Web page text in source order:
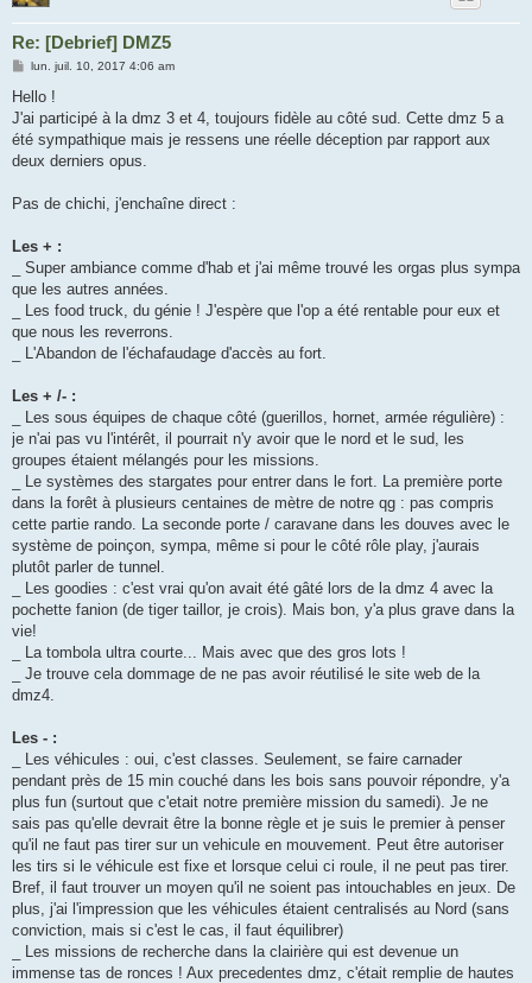
Re: [Debrief] DMZ5
M
s
a
g
lun. juil. 10, 2017 4:06 am
Hello !
J'ai participé à la dmz 3 et 4, toujours fidèle au côté sud. Cette dmz 5 a
été sympathique mais je ressens une réelle déception par rapport aux
deux derniers opus.
Pas de chichi, j'enchaîne direct :
Les + :
_ Super ambiance comme d'hab et j'ai même trouvé les orgas plus sympa
que les autres années.
_ Les food truck, du génie ! J'espère que l'op a été rentable pour eux et
que nous les reverrons.
_ L'Abandon de l'échafaudage d'accès au fort.
Les + /- :
_ Les sous équipes de chaque côté (guerillos, hornet, armée régulière) :
je n'ai pas vu l'intérêt, il pourrait n'y avoir que le nord et le sud, les
groupes étaient mélangés pour les missions.
_ Le systèmes des stargates pour entrer dans le fort. La première porte
dans la forêt à plusieurs centaines de mètre de notre qg : pas compris
cette partie rando. La seconde porte / caravane dans les douves avec le
système de poinçon, sympa, même si pour le côté rôle play, j'aurais
plutôt parler de tunnel.
_ Les goodies : c'est vrai qu'on avait été gâté lors de la dmz 4 avec la
pochette fanion (de tiger taillor, je crois). Mais bon, y'a plus grave dans la
vie!
_ La tombola ultra courte... Mais avec que des gros lots !
_ Je trouve cela dommage de ne pas avoir réutilisé le site web de la
dmz4.
Les - :
_ Les véhicules : oui, c'est classes. Seulement, se faire carnader
pendant près de 15 min couché dans les bois sans pouvoir répondre, y'a
plus fun (surtout que c'etait notre première mission du samedi). Je ne
sais pas qu'elle devrait être la bonne règle et je suis le premier à penser
qu'il ne faut pas tirer sur un vehicule en mouvement. Peut être autoriser
les tirs si le véhicule est fixe et lorsque celui ci roule, il ne peut pas tirer.
Bref, il faut trouver un moyen qu'il ne soient pas intouchables en jeux. De
plus, j'ai l'impression que les véhicules étaient centralisés au Nord (sans
conviction, mais si c'est le cas, il faut équilibrer)
_ Les missions de recherche dans la clairière qui est devenue un
immense tas de ronces ! Aux precedentes dmz, c'était remplie de hautes